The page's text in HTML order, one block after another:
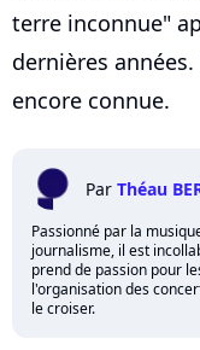
terre inconnue"
dernières
encore connue.
Par Théau
Passionné par la
journalisme, il est
prend de passion pour
l'organisation des
le croiser.